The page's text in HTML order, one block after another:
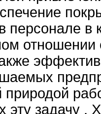
персонале в
природой
задачу .